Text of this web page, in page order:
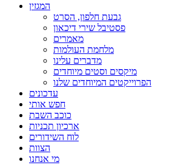
המגזין
גבעת חלפון, הסרט
פסטיבל שירי דיכאון
מאמרים
מלחמת העולמות
מדברים עלינו
מיקסים וסטים מיוחדים
הפרוייקטים המיוחדים שלנו
עדכונים
חפש אותי
כוכב השבת
ארכיון תכניות
לוח השידורים
הצוות
מי אנחנו